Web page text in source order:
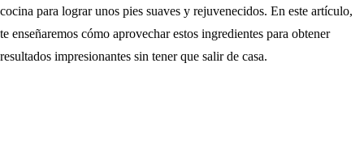
cocina para lograr unos pies suaves y rejuvenecidos. En este artículo,
te enseñaremos cómo aprovechar estos ingredientes para obtener
resultados impresionantes sin tener que salir de casa.